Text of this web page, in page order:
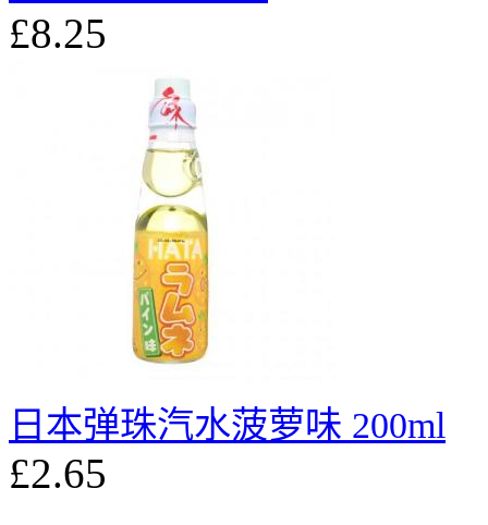
£8.25
日本弹珠汽水菠萝味 200ml
£2.65